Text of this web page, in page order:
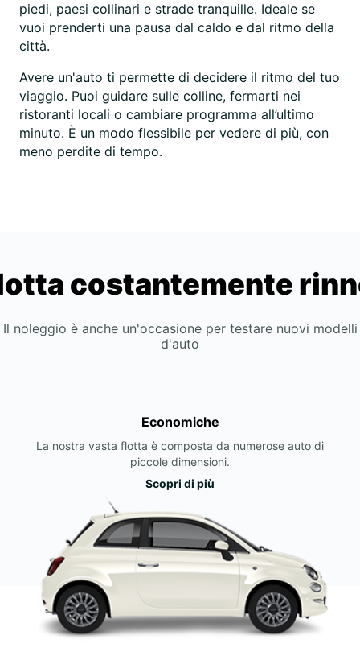
piedi, paesi collinari e strade tranquille. Ideale se
vuoi prenderti una pausa dal caldo e dal ritmo della
città.
Avere un'auto ti permette di decidere il ritmo del tuo
viaggio. Puoi guidare sulle colline, fermarti nei
ristoranti locali o cambiare programma all’ultimo
minuto. È un modo flessibile per vedere di più, con
meno perdite di tempo.
costantemente
Il noleggio è anche un'occasione per testare nuovi modelli
d'auto
Economiche
La nostra vasta flotta è composta da numerose auto di
piccole dimensioni.
Scopri di più